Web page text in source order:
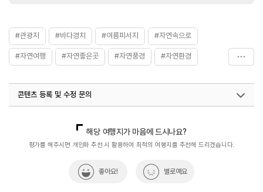
#관광지 #바다경치 #여름피서지 #자연속으로
#자연여행 #자연좋은곳 #자연풍경 #자연환경
콘텐츠 등록 및 수정 문의
해당 여행지가 마음에 드시나요?
평가를 해주시면 개인화 추천 시 활용하여 최적의 여행지를 추천해 드리겠습니다.
좋아요! 별로예요